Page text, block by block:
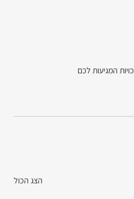
המגיעות לכם
הצג הכול